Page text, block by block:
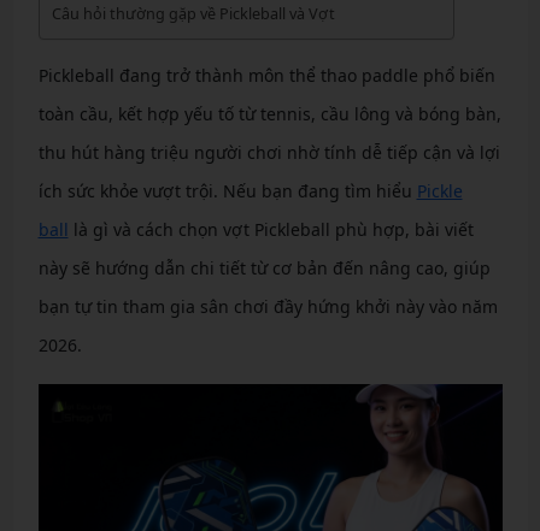
Câu hỏi thường gặp về Pickleball và Vợt
Pickleball đang trở thành môn thể thao paddle phổ biến
toàn cầu, kết hợp yếu tố từ tennis, cầu lông và bóng bàn,
thu hút hàng triệu người chơi nhờ tính dễ tiếp cận và lợi
ích sức khỏe vượt trội. Nếu bạn đang tìm hiểu Pickle
ball là gì và cách chọn vợt Pickleball phù hợp, bài viết
này sẽ hướng dẫn chi tiết từ cơ bản đến nâng cao, giúp
bạn tự tin tham gia sân chơi đầy hứng khởi này vào năm
2026.